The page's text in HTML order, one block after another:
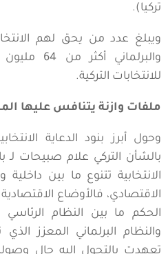
تركيا).
ويبلغ عدد من يحق لهم
للانتخابات التركية.
ملفات وازنة يتنافس عليها
وحول أبرز بنود الدعاية
بالشأن التركي علام صبيحات لـ
الانتخابية تتنوع ما بين داخلية
الاقتصادي، فالأوضاع
الحكم ما بين النظام الرئاسي
والنظام البرلماني المعزز
تعهدت بالتحول إليه حال